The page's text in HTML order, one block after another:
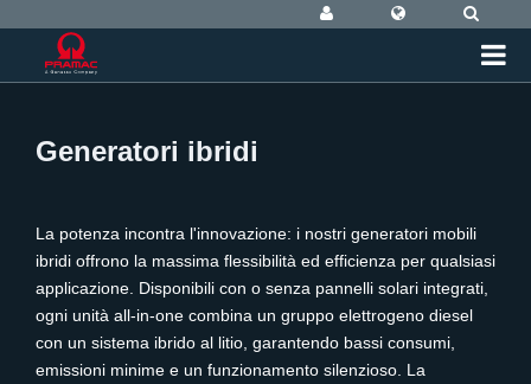
Generatori ibridi
La potenza incontra l'innovazione: i nostri generatori mobili
ibridi offrono la massima flessibilità ed efficienza per qualsiasi
applicazione. Disponibili con o senza pannelli solari integrati,
ogni unità all-in-one combina un gruppo elettrogeno diesel
con un sistema ibrido al litio, garantendo bassi consumi,
emissioni minime e un funzionamento silenzioso. La